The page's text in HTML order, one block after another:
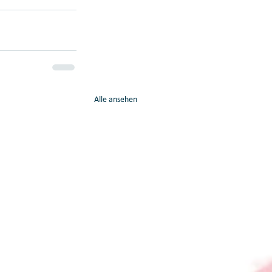
Alle ansehen